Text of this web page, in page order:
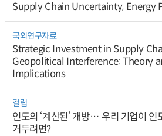
Supply Chain Uncertainty, Energy
국외연구자료
Strategic Investment in Supply
Geopolitical Interference: Theory
Implications
컬럼
인도의 ‘계산된’ 개방… 우리 기업이 인
거두려면?